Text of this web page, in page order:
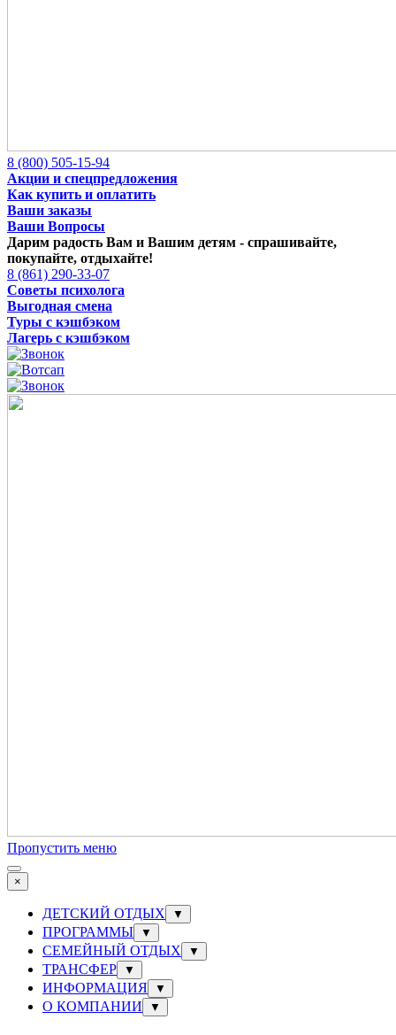
8 (800) 505-15-94
Акции и спецпредложения
Как купить и оплатить
Ваши заказы
Ваши Вопросы
Дарим радость Вам и Вашим детям - спрашивайте,
покупайте, отдыхайте!
8 (861) 290-33-07
Советы психолога
Выгодная смена
Туры с кэшбэком
Лагерь с кэшбэком
Пропустить меню
×
ДЕТСКИЙ ОТДЫХ ▼
ПРОГРАММЫ ▼
СЕМЕЙНЫЙ ОТДЫХ ▼
ТРАНСФЕР ▼
ИНФОРМАЦИЯ ▼
О КОМПАНИИ ▼